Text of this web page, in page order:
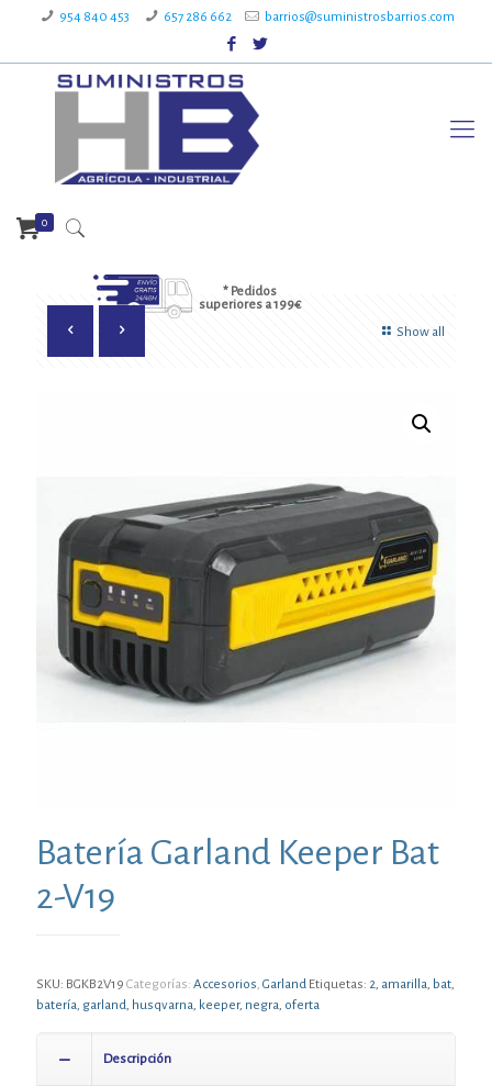
954 840 453 657 286 662 barrios@suministrosbarrios.com
* Pedidos
superiores a 199€
0
Show all
Batería Garland Keeper Bat
2-V19
SKU: BGKB2V19 Categorías: Accesorios, Garland Etiquetas: 2, amarilla, bat,
batería, garland, husqvarna, keeper, negra, oferta
Descripción